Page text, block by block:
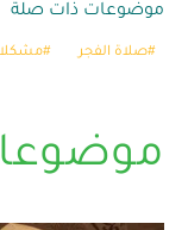
موضوعات ذات صلة
صلاة الفجر